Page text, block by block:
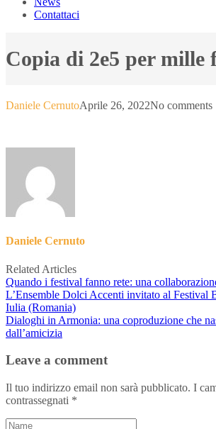
Contattaci
Copia di 2e5 per mille
Daniele CernutoAprile 26, 2022No comments
Daniele Cernuto
Related Articles
Quando i festival fanno rete: una
L’Ensemble Dolci Accenti invitato al Festival
Iulia (Romania)
Dialoghi in Armonia: una coproduzione che
dall’amicizia
Leave a comment
Il tuo indirizzo email non sarà pubblicato. I
contrassegnati *